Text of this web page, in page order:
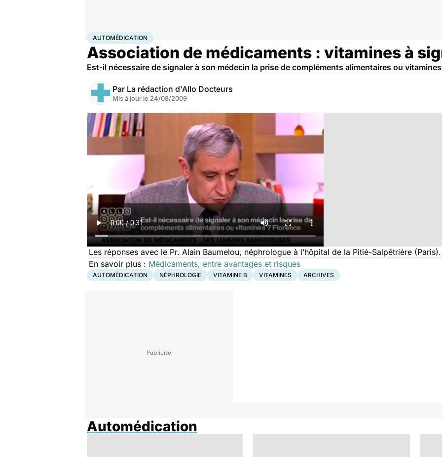
AccueilSantéAutomédication
AUTOMÉDICATION
Association de médicaments : vitamines à
Est-il nécessaire de signaler à son médecin la prise de compléments alimentaires ou
Par La rédaction d'Allo Docteurs
Mis à jour le 24/08/2009
Les réponses avec le Pr. Alain Baumelou, néphrologue à l’hôpital de la Pitié-Salpêtrière (Paris).
En savoir plus : Médicaments, entre avantages et risques
AUTOMÉDICATION NÉPHROLOGIE VITAMINE B VITAMINES ARCHIVES
Automédication